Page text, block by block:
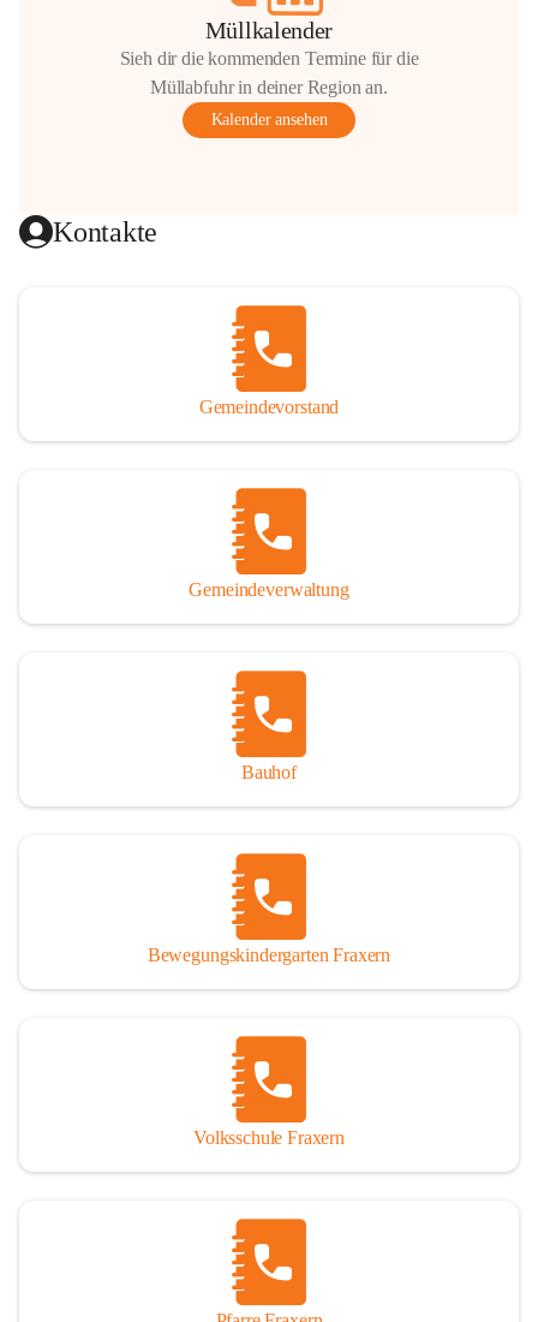
Müllkalender
Sieh dir die kommenden Termine für die
Müllabfuhr in deiner Region an.
Kalender ansehen
Kontakte
Gemeindevorstand
Gemeindeverwaltung
Bauhof
Bewegungskindergarten Fraxern
Volksschule Fraxern